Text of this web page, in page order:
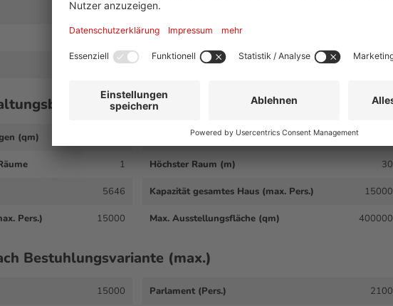
Events
Dinner
(qm) Anzahl Räume
1 Höchster Raum (m) 30
5646 Kapazität gesamtes Haus (max. Pers.) 15000
Pers.) 15000 Max. Ausstellungsfläche (qm) 400000
Bestuhlungsvariante (max.)
15000 Parlament (Pers.) 2100